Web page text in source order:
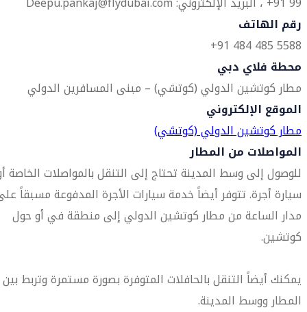
رقم الهاتف
5588 485 484 91+
محطة فلاي دبي
مطار كوتشين الدولي (كوتشي) – مبنى المسافرين الدولي
الموقع الإلكتروني
مطار كوتشين الدولي (كوتشي)
المواصلات من المطار
للوصول إلى وسط المدينة تحتاج إلى التنقل بالمواصلات الخاصة
سيارة أجرة. تتوفر أيضاً خدمة سيارات الأجرة المدفوعة مسبقاً
مدار الساعة من مطار كوتشين الدولي إلى منطقة في أو حول
كوتشين.
يمكنك أيضاً التنقل بالحافلات المتوفرة بصورة مستمرة وتربط بين
المطار ووسط المدينة.